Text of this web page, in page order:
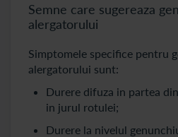
Semne care sugereaza
alergatorului
Simptomele specifice pentru
alergatorului sunt:
Durere difuza in partea
in jurul rotulei;
Durere la nivelul